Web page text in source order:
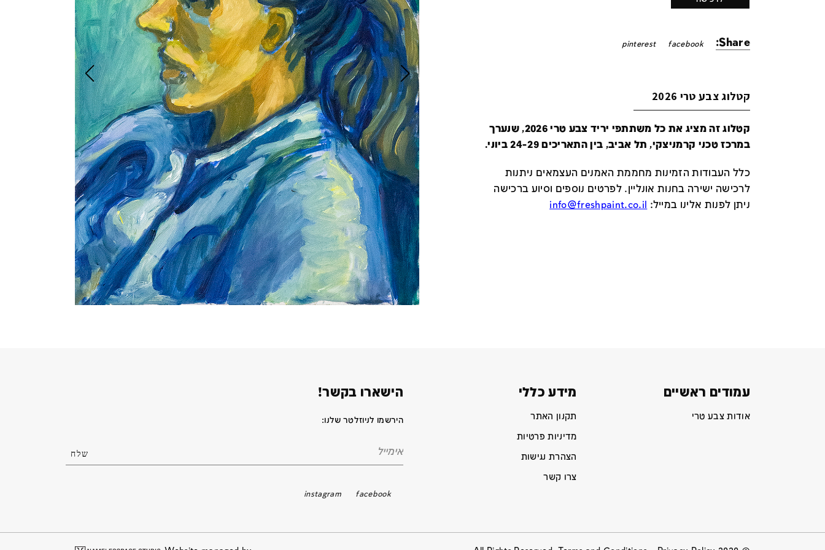
Share:
facebook
pinterest
קטלוג צבע טרי 2026
קטלוג זה מציג את כל משתתפי יריד צבע טרי 2026, שנערך
במרכז טכני קרמניצקי, תל אביב, בין התאריכים 24-29 ביוני.
כלל העבודות הזמינות מחממת האמנים העצמאים ניתנות
לרכישה ישירה בחנות אונליין.לפרטים נוספים וסיוע ברכישה
ניתן לפנות אלינו במייל:
info@freshpaint.co.il
עמודים ראשיים
אודות צבע טרי
מידע כללי
תקנון האתר
מדיניות פרטיות
הצהרת נגישות
צרו קשר
הישארו בקשר!
הירשמו לניוזלטר שלנו:
facebook
instagram